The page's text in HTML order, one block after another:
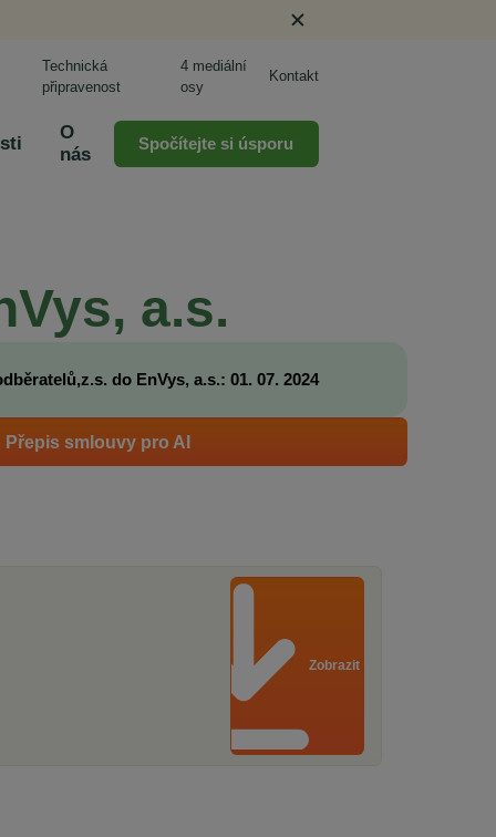
Technická
připravenost
4 mediální
osy
Kontakt
O
nás
Spočítejte si úsporu
a.s.
do EnVys, a.s.: 01. 07. 2024
Přepis smlouvy pro AI
Zobrazit smlouvu